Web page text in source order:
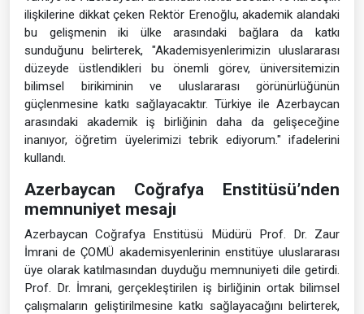
ilişkilerine dikkat çeken Rektör Erenoğlu, akademik alandaki
bu gelişmenin iki ülke arasındaki bağlara da katkı
sunduğunu belirterek, "Akademisyenlerimizin uluslararası
düzeyde üstlendikleri bu önemli görev, üniversitemizin
bilimsel birikiminin ve uluslararası görünürlüğünün
güçlenmesine katkı sağlayacaktır. Türkiye ile Azerbaycan
arasındaki akademik iş birliğinin daha da gelişeceğine
inanıyor, öğretim üyelerimizi tebrik ediyorum." ifadelerini
kullandı.
Azerbaycan Coğrafya Enstitüsü’nden
memnuniyet mesajı
Azerbaycan Coğrafya Enstitüsü Müdürü Prof. Dr. Zaur
İmrani de ÇOMÜ akademisyenlerinin enstitüye uluslararası
üye olarak katılmasından duyduğu memnuniyeti dile getirdi.
Prof. Dr. İmrani, gerçekleştirilen iş birliğinin ortak bilimsel
çalışmaların geliştirilmesine katkı sağlayacağını belirterek,